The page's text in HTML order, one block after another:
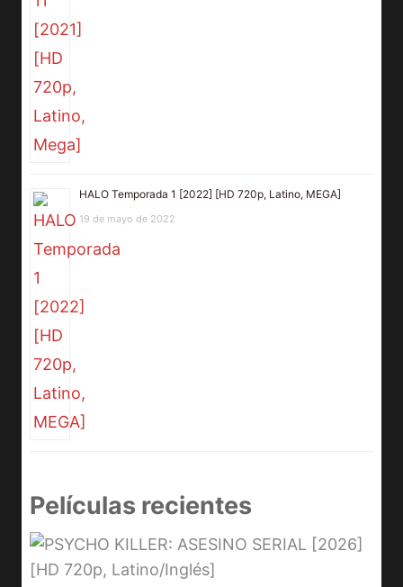
HALO Temporada 1 [2022] [HD 720p, Latino, MEGA]
19 de mayo de 2022
Películas recientes